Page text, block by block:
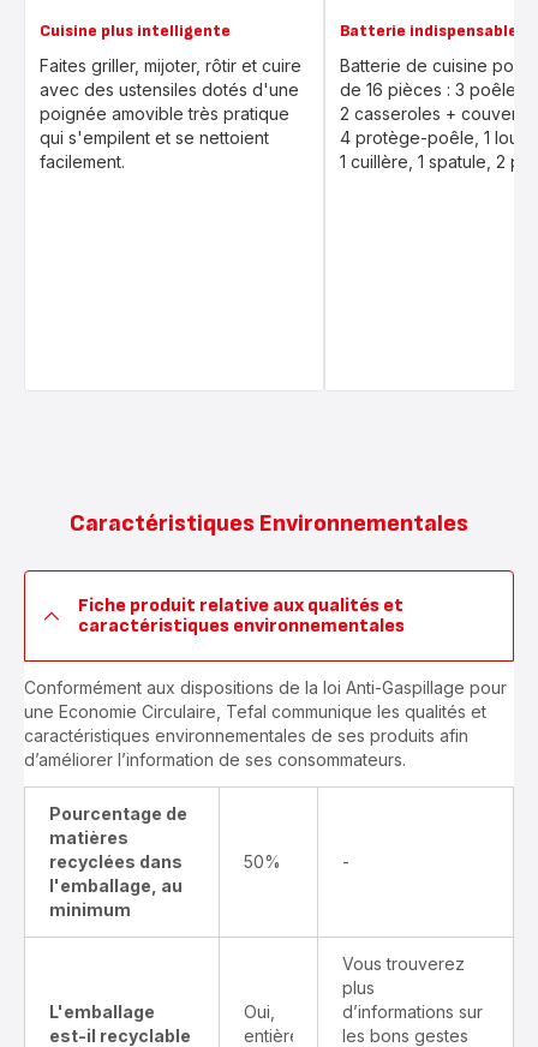
Cuisine plus intelligente
Faites griller, mijoter, rôtir et cuire
avec des ustensiles dotés d'une
poignée amovible très pratique
qui s'empilent et se nettoient
facilement.
Batterie indispensable
Batterie de cuisine
de 16 pièces : 3 poêles,
2 casseroles +
4 protège-poêle, 1
1 cuillère, 1 spatule, 2
Caractéristiques Environnementales
Fiche produit relative aux qualités et
caractéristiques environnementales
Conformément aux dispositions de la loi Anti-Gaspillage pour
une Economie Circulaire, Tefal communique les qualités et
caractéristiques environnementales de ses produits afin
d’améliorer l’information de ses consommateurs.
Pourcentage de
matières
recyclées dans
l'emballage, au
minimum
50% -
L'emballage
est-il recyclable
Oui,
entièrement
Vous trouverez
plus
d’informations sur
les bons gestes